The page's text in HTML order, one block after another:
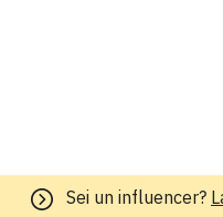
Sei un influencer?